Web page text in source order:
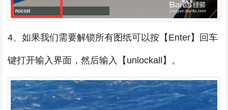
4、如果我们需要解锁所有图纸可以按【Enter】回车
键打开输入界面，然后输入【unlockall】。